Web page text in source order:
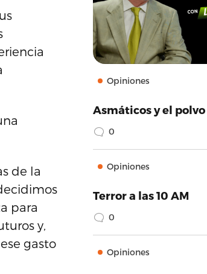
de la
para
y,
gasto
Opiniones
Asmáticos y el
0
Opiniones
Terror a las 10 AM
0
Opiniones